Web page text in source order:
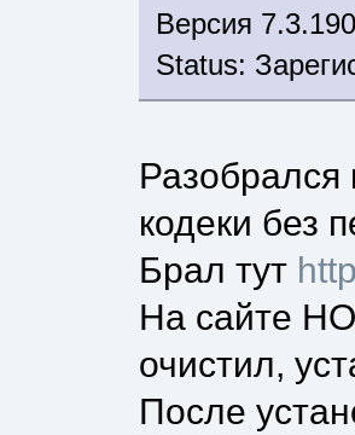
Версия
Status:
Разобрался
кодеки без
Брал тут
На сайте
очистил,
После